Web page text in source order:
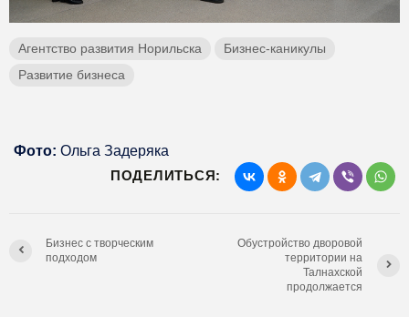
Агентство развития Норильска
Бизнес-каникулы
Развитие бизнеса
Фото: Ольга Задеряка
ПОДЕЛИТЬСЯ:
Бизнес с творческим
подходом
Обустройство дворовой
территории на
Талнахской
продолжается